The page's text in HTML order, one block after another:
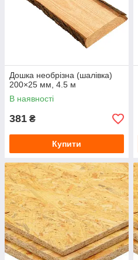
Дошка необрізна (шалівка)
200×25 мм, 4.5 м
В наявності
381 ₴
Купити